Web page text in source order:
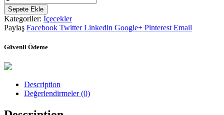
adet
Sepete Ekle
Kategoriler: İçecekler
Paylaş Facebook Twitter Linkedin Google+ Pinterest Email
Güvenli Ödeme
Description
Değerlendirmeler (0)